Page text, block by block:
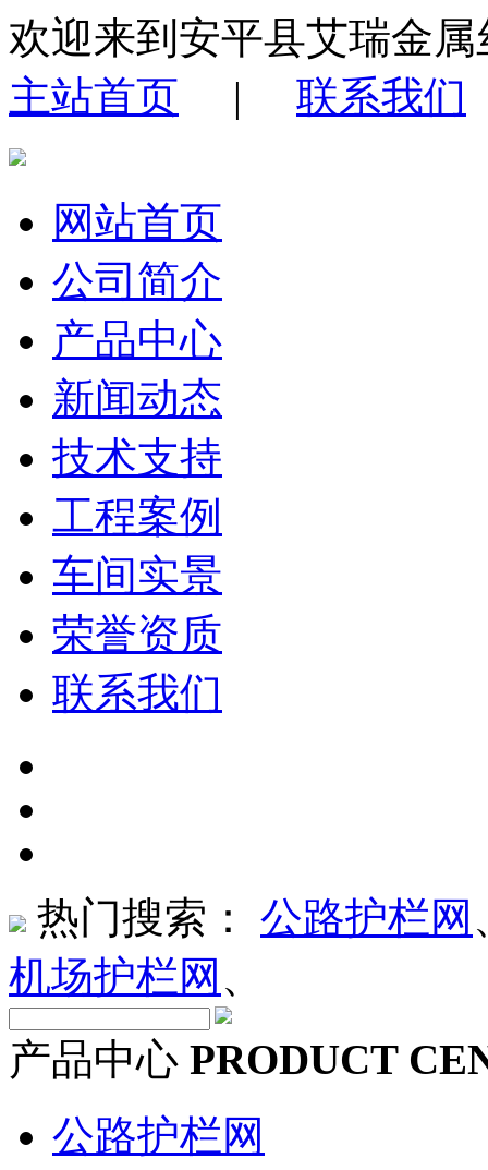
欢迎来到安平县艾瑞金
主站首页 | 联系我们
网站首页
公司简介
产品中心
新闻动态
技术支持
工程案例
车间实景
荣誉资质
联系我们
热门搜索： 公路护栏网
机场护栏网 、
产品中心 PRODUCT
公路护栏网